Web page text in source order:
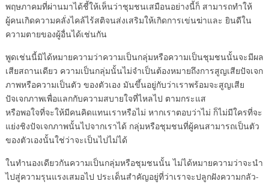
พฤษภาคมที่ผ่านมาได้ชี้ให้เห็นว่าชุมชนเสมือนอย่างนี้ก็ สามารถทำให้
ผู้คนเกิดความคลั่งไคล้ไร้สติจนส่งเสริมให้เกิดการเข่นฆ่าและ ยินดีใน
ความตายของผู้อื่นได้เช่นกัน
พูดเช่นนี้มิได้หมายความว่าความเป็นกลุ่มหรือความเป็นชุมชนนั้นจะมีผล
เสียสถานเดียว ความเป็นกลุ่มนั้นไม่จำเป็นต้องหมายถึงการสูญเสียปัจเจก
ภาพหรือความเป็นตัว ของตัวเอง มันขึ้นอยู่กับว่าเราพร้อมจะสูญเสีย
ปัจเจกภาพเพื่อแลกกับความสบายใจที่ไหลไป ตามกระแส
หรือพอใจที่จะให้มีคนคิดแทนเราหรือไม่ หากเราตอบว่าไม่ ก็ไม่มีใครที่จะ
แย่งชิงปัจเจกภาพนั้นไปจากเราได้ กลุ่มหรือชุมชนที่ผู้คนสามารถเป็นตัว
ของตัวเองนั้นใช่ว่าจะเป็นไปไม่ได้
ในทำนองเดียวกันความเป็นกลุ่มหรือชุมชนนั้น ไม่ได้หมายความว่าจะนำ
ไปสู่ความรุนแรงเสมอไป ประเด็นสำคัญอยู่ที่ว่าเราจะปลูกฝังความกลัว-